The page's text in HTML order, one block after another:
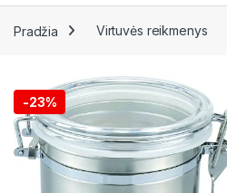
Pradžia Virtuvės reikmenys
-23%